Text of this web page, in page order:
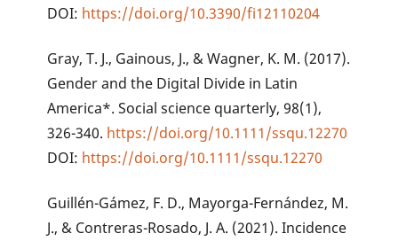
DOI: https://doi.org/10.3390/fi12110204
Gray, T. J., Gainous, J., & Wagner, K. M. (2017).
Gender and the Digital Divide in Latin
America*. Social science quarterly, 98(1),
326-340. https://doi.org/10.1111/ssqu.12270
DOI: https://doi.org/10.1111/ssqu.12270
Guillén-Gámez, F. D., Mayorga-Fernández, M.
J., & Contreras-Rosado, J. A. (2021). Incidence